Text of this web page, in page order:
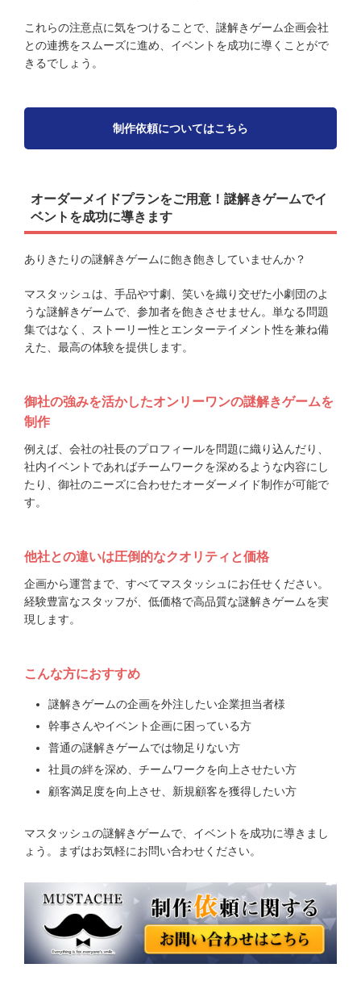
これらの注意点に気をつけることで、謎解きゲーム企画会社
との連携をスムーズに進め、イベントを成功に導くことがで
きるでしょう。
制作依頼についてはこちら
オーダーメイドプランをご用意！謎解きゲームでイ
ベントを成功に導きます
ありきたりの謎解きゲームに飽き飽きしていませんか？
マスタッシュは、手品や寸劇、笑いを織り交ぜた小劇団のよ
うな謎解きゲームで、参加者を飽きさせません。単なる問題
集ではなく、ストーリー性とエンターテイメント性を兼ね備
えた、最高の体験を提供します。
御社の強みを活かしたオンリーワンの謎解きゲームを
制作
例えば、会社の社長のプロフィールを問題に織り込んだり、
社内イベントであればチームワークを深めるような内容にし
たり、御社のニーズに合わせたオーダーメイド制作が可能で
す。
他社との違いは圧倒的なクオリティと価格
企画から運営まで、すべてマスタッシュにお任せください。
経験豊富なスタッフが、低価格で高品質な謎解きゲームを実
現します。
こんな方におすすめ
謎解きゲームの企画を外注したい企業担当者様
幹事さんやイベント企画に困っている方
普通の謎解きゲームでは物足りない方
社員の絆を深め、チームワークを向上させたい方
顧客満足度を向上させ、新規顧客を獲得したい方
マスタッシュの謎解きゲームで、イベントを成功に導きまし
ょう。まずはお気軽にお問い合わせください。